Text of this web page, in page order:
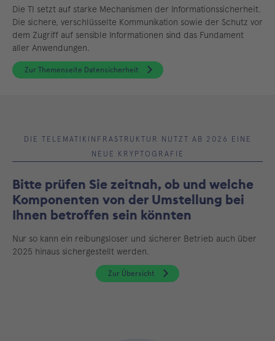
Die TI setzt auf starke Mechanismen der Informationssicherheit.
Die sichere, verschlüsselte Kommunikation sowie der Schutz vor
dem Zugriff auf sensible Informationen sind das Fundament
aller Anwendungen.
Zur Themenseite Datensicherheit
DIE TELEMATIKINFRASTRUKTUR NUTZT AB 2026 EINE
NEUE KRYPTOGRAFIE
Bitte prüfen Sie zeitnah, ob und welche
Komponenten von der Umstellung bei
Ihnen betroffen sein könnten
Nur so kann ein reibungsloser und sicherer Betrieb auch über
2025 hinaus sichergestellt werden.
Zur Übersicht